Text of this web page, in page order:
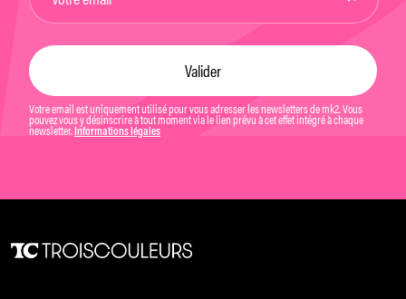
Votre email est uniquement utilisé pour vous adresser les newsletters de mk2. Vous
pouvez vous y désinscrire à tout moment via le lien prévu à cet effet intégré à chaque
newsletter. Informations légales